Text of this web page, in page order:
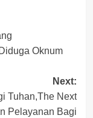
Oknum
Next:
Tuhan,The Next
Pelayanan Bagi